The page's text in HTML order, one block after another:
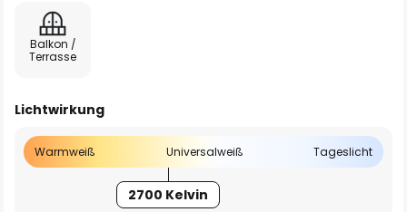
Balkon /
Terrasse
Lichtwirkung
Warmweiß Universalweiß Tageslicht
2700 Kelvin